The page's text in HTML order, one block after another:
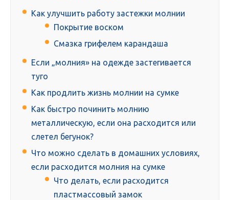
Как улучшить работу застежки молнии
Покрытие воском
Смазка грифелем карандаша
Если „молния» на одежде застегивается
туго
Как продлить жизнь молнии на сумке
Как быстро починить молнию
металлическую, если она расходится или
слетел бегунок?
Что можно сделать в домашних условиях,
если расходится молния на сумке
Что делать, если расходится
пластмассовый замок